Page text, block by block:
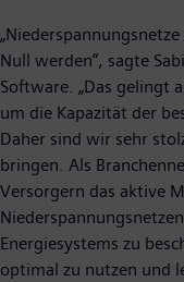
Null werden“, sagte
Software. „Das gelingt
um die Kapazität der
Daher sind wir sehr
bringen. Als
Versorgern das aktive
Energiesystems zu
optimal zu nutzen und